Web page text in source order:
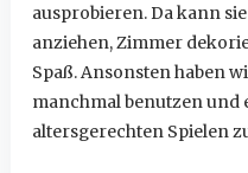
ausprobieren. Da kann
anziehen, Zimmer
Spaß. Ansonsten haben
manchmal benutzen und
altersgerechten Spielen